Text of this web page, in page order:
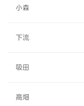
小森
下流
吸田
高畑